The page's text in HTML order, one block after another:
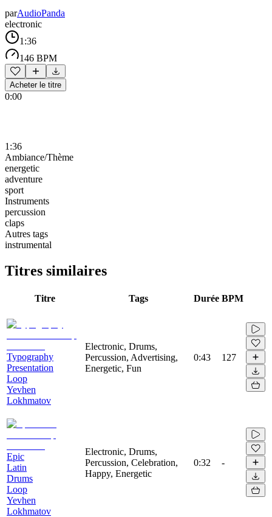
parAudioPanda
electronic
1:36
146 BPM
Acheter le titre
0:00
1:36
Ambiance/Thème
energetic
adventure
sport
Instruments
percussion
claps
Autres tags
instrumental
Titres similaires
Titre Tags Durée BPM
Typography
Presentation
Loop
Yevhen
Lokhmatov
Electronic, Drums,
Percussion, Advertising,
Energetic, Fun
0:43 127
Epic
Latin
Drums
Loop
Yevhen
Lokhmatov
Electronic, Drums,
Percussion, Celebration,
Happy, Energetic
0:32 -